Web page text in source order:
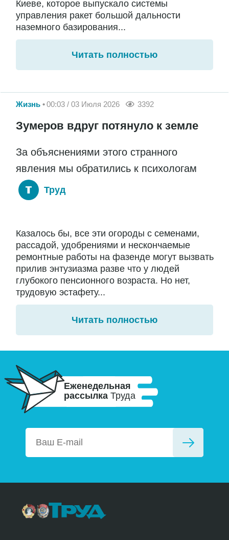
Киеве, которое выпускало системы
управления ракет большой дальности
наземного базирования...
Читать полностью
Жизнь 00:03 / 03 Июля 2026 3392
Зумеров вдруг потянуло к земле
За объяснениями этого странного
явления мы обратились к психологам
Труд
Казалось бы, все эти огороды с семенами,
рассадой, удобрениями и нескончаемые
ремонтные работы на фазенде могут вызвать
прилив энтузиазма разве что у людей
глубокого пенсионного возраста. Но нет,
трудовую эстафету...
Читать полностью
Еженедельная
рассылка Труда